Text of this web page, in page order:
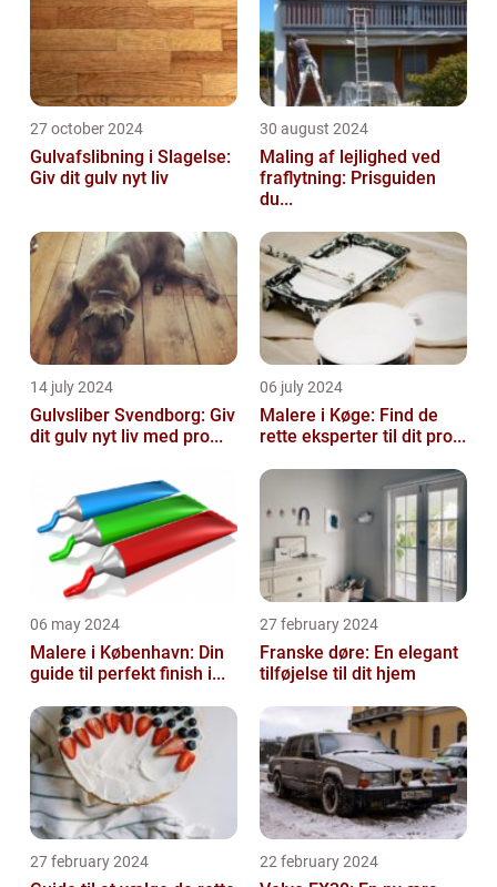
27 october 2024
Gulvafslibning i Slagelse:
Giv dit gulv nyt liv
30 august 2024
Maling af lejlighed ved
fraflytning: Prisguiden
du...
14 july 2024
Gulvsliber Svendborg: Giv
dit gulv nyt liv med pro...
06 july 2024
Malere i Køge: Find de
rette eksperter til dit pro...
06 may 2024
Malere i København: Din
guide til perfekt finish i...
27 february 2024
Franske døre: En elegant
tilføjelse til dit hjem
27 february 2024 22 february 2024